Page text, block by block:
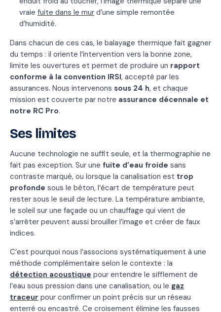
vraiefuite dans le mur d’une simple remontée
d’humidité.
Dans chacun de ces cas, le balayage thermique fait gagner
du temps : il oriente l’intervention vers la bonne zone,
limite les ouvertures et permet de produire un rapport
conforme à la convention IRSI, accepté par les
assurances. Nous intervenons sous 24 h, et chaque
mission est couverte par notre assurance décennale et
notre RC Pro.
Ses limites
Aucune technologie ne suffit seule, et la thermographie ne
fait pas exception. Sur une fuite d’eau froide sans
contraste marqué, ou lorsque la canalisation est trop
profonde sous le béton, l’écart de température peut
rester sous le seuil de lecture. La température ambiante,
le soleil sur une façade ou un chauffage qui vient de
s’arrêter peuvent aussi brouiller l’image et créer de faux
indices.
C’est pourquoi nous l’associons systématiquement à une
méthode complémentaire selon le contexte : la
détection acoustique pour entendre le sifflement de
l’eau sous pression dans une canalisation, ou le gaz
traceur pour confirmer un point précis sur un réseau
enterré ou encastré. Ce croisement élimine les fausses